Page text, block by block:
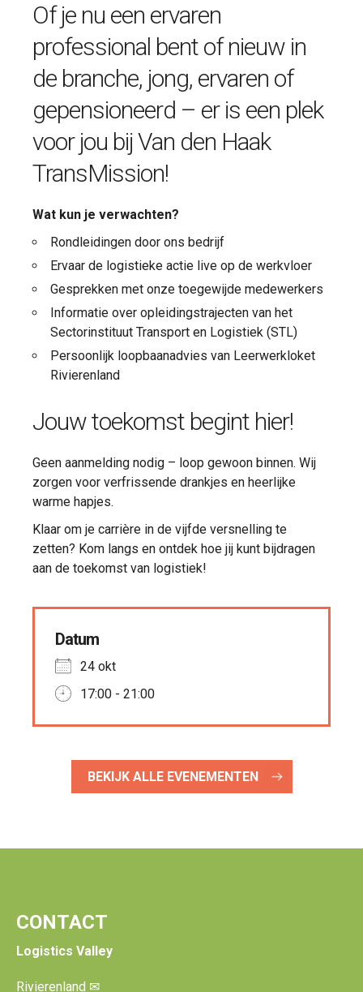
Of je nu een ervaren
professional bent of nieuw in
de branche, jong, ervaren of
gepensioneerd – er is een plek
voor jou bij Van den Haak
TransMission!
Wat kun je verwachten?
Rondleidingen door ons bedrijf
Ervaar de logistieke actie live op de werkvloer
Gesprekken met onze toegewijde medewerkers
Informatie over opleidingstrajecten van het
Sectorinstituut Transport en Logistiek (STL)
Persoonlijk loopbaanadvies van Leerwerkloket
Rivierenland
Jouw toekomst begint hier!
Geen aanmelding nodig – loop gewoon binnen. Wij
zorgen voor verfrissende drankjes en heerlijke
warme hapjes.
Klaar om je carrière in de vijfde versnelling te
zetten? Kom langs en ontdek hoe jij kunt bijdragen
aan de toekomst van logistiek!
Datum
24 okt
17:00 - 21:00
BEKIJK ALLE EVENEMENTEN
CONTACT
Logistics Valley
Rivierenland ✉